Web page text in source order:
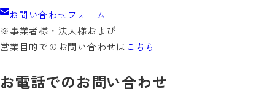
お問い合わせフォーム
※事業者様・法人様および
営業目的でのお問い合わせは こちら
お電話でのお問い合わせ